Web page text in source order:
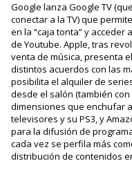
Google lanza Google TV
conectar a la TV) que
en la “caja tonta” y
de Youtube. Apple, tras
venta de música, presenta
distintos acuerdos con las
posibilita el alquiler de
desde el salón (también
dimensiones que enchufar
televisores y su PS3, y
para la difusión de
cada vez se perfila más
distribución de contenidos